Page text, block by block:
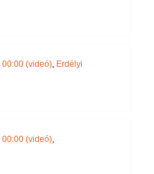
00:00 (videó), Erdélyi
00:00 (videó),